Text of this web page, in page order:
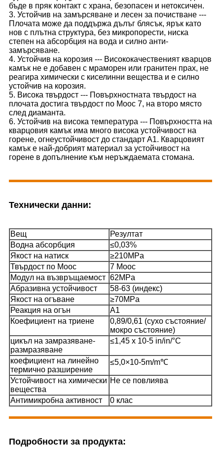
бъде в пряк контакт с храна, безопасен и нетоксичен.
3. Устойчив на замърсяване и лесен за почистване ---
Плочата може да поддържа дълъг блясък, ярък като
нов с плътна структура, без микропорести, ниска
степен на абсорбция на вода и силно анти-
замърсяване.
4. Устойчив на корозия --- Висококачественият кварцов
камък не е добавен с мраморен или гранитен прах, не
реагира химически с киселинни вещества и е силно
устойчив на корозия.
5. Висока твърдост --- Повърхностната твърдост на
плочата достига твърдост по Моос 7, на второ място
след диаманта.
6. Устойчив на висока температура --- Повърхността на
кварцовия камък има много висока устойчивост на
горене, огнеустойчивост до стандарт A1. Кварцовият
камък е най-добрият материал за устойчивост на
горене в допълнение към неръждаемата стомана.
Технически данни:
Вещ
Резултат
Водна абсорбция
≤0,03%
Якост на натиск
≥210MPa
Твърдост по Моос
7 Моос
Модул на възвръщаемост 62MPa
Абразивна устойчивост
58-63 (индекс)
Якост на огъване
≥70MPa
Реакция на огън
A1
Коефициент на триене
0,89/0,61 (сухо състояние/
мокро състояние)
цикъл на замразяване-
размразяване
≤1,45 x 10-5 in/in/°C
коефициент на линейно
термично разширение
≤5,0×10-5m/m℃
Устойчивост на химически
вещества
Не се повлиява
Антимикробна активност 0 клас
Подробности за продукта: